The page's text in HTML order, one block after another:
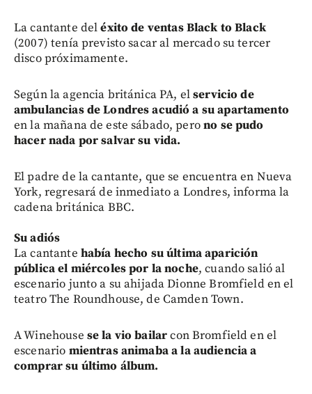
La cantante deléxito de ventas Black to Black
(2007) tenía previsto sacar al mercado su tercer
disco próximamente.
Según la agencia británica PA, elservicio de
ambulancias de Londres acudió a su apartamento
en la mañana de este sábado, perono se pudo
hacer nada por salvar su vida.
El padre de la cantante, que se encuentra en Nueva
York, regresará de inmediato a Londres, informa la
cadena británica BBC.
Su adiós
La cantante había hecho su última aparición
pública el miércoles por la noche, cuando salió al
escenario junto a su ahijada Dionne Bromfield en el
teatro The Roundhouse, de Camden Town.
A Winehouse se la vio bailarcon Bromfield en el
escenario mientras animaba a la audiencia a
comprar su último álbum.